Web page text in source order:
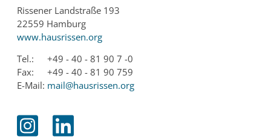
Rissener Landstraße 193
22559 Hamburg
www.hausrissen.org
Tel.:
+49 - 40 - 81 90 7 -0
Fax:
+49 - 40 - 81 90 759
E-Mail: mail@hausrissen.org